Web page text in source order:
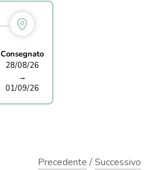
Consegnato
28/08/26
→
01/09/26
Precedente /Successivo